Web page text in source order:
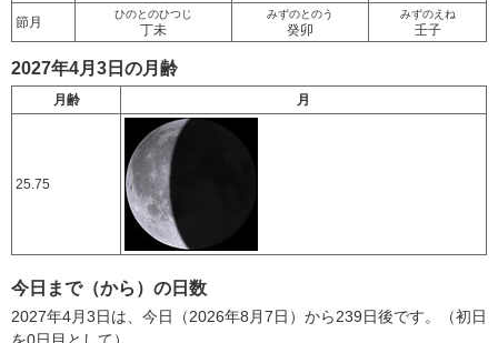
節月
ひのとのひつじ
丁未
みずのとのう
癸卯
みずのえね
壬子
2027年4月3日の月齢
月齢 月
25.75
今日まで（から）の日数
2027年4月3日は、今日（2026年8月7日）から239日後です。（初日